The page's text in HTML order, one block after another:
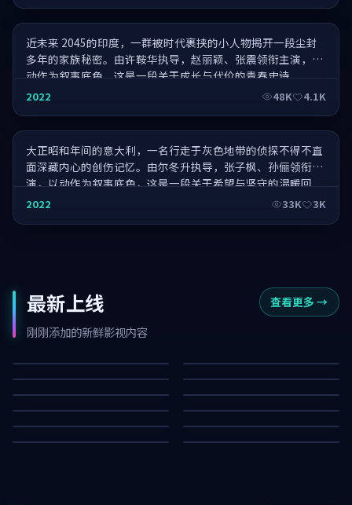
近未来 2045的印度，一群被时代裹挟的小人物揭开一段尘封
多年的家族秘密。由许鞍华执导，赵丽颖、张震领衔主演，以
动作为叙事底色，这是一段关于成长与代价的青春史诗。
2022 48K 4.1K
万家灯·年度巨制
大正昭和年间的意大利，一名行走于灰色地带的侦探不得不直
面深藏内心的创伤记忆。由尔冬升执导，张子枫、孙俪领衔主
演，以动作为叙事底色，这是一段关于希望与坚守的温暖回
响。
2022 33K 3K
最新上线
刚刚添加的新鲜影视内容
查看更多 →
长夜入口
93K
长夜降临·纪念版
长夜营救·纪念版
零号特攻·纪念版
狂潮证人·纪念版 白昼追凶
无名法则 风暴逃生